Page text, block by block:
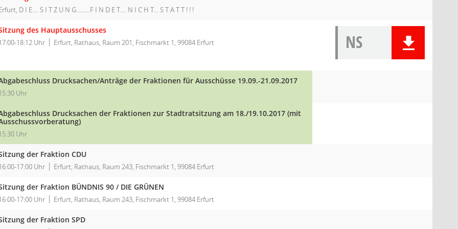
D I E.... S I T Z U N G.........F I N D E T.... N I C H T... S T A T T ! ! !
des Hauptausschusses
18:12 Uhr Erfurt, Rathaus, Raum 201, Fischmarkt 1, 99084 Erfurt NS
Drucksachen/Anträge der Fraktionen für Ausschüsse 19.09.-21.09.2017
Uhr
Drucksachen der Fraktionen zur Stadtratsitzung am 18./19.10.2017 (mit
Uhr
der Fraktion CDU
17:00 Uhr Erfurt, Rathaus, Raum 243, Fischmarkt 1, 99084 Erfurt
der Fraktion BÜNDNIS 90 / DIE GRÜNEN
17:00 Uhr Erfurt, Rathaus, Raum 243, Fischmarkt 1, 99084 Erfurt
der Fraktion SPD